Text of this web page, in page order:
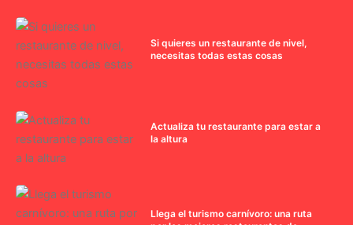
Si quieres un restaurante de nivel,
necesitas todas estas cosas
Actualiza tu restaurante para estar a
la altura
Llega el turismo carnívoro: una ruta